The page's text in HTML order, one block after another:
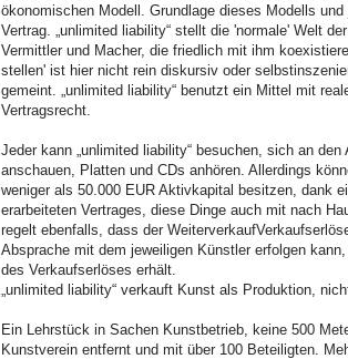
ökonomischen Modell. Grundlage dieses Modells
Vertrag. „unlimited liability“ stellt die 'normale' Welt
Vermittler und Macher, die friedlich mit ihm
stellen' ist hier nicht rein diskursiv oder
gemeint. „unlimited liability“ benutzt ein Mittel mit
Vertragsrecht.
Jeder kann „unlimited liability“ besuchen, sich an den
anschauen, Platten und CDs anhören. Allerdings
weniger als 50.000 EUR Aktivkapital besitzen, dank
erarbeiteten Vertrages, diese Dinge auch mit nach
regelt ebenfalls, dass der
Absprache mit dem jeweiligen Künstler erfolgen
des Verkaufserlöses erhält.
„unlimited liability“ verkauft Kunst als Produktion,
Ein Lehrstück in Sachen Kunstbetrieb, keine 500
Kunstverein entfernt und mit über 100 Beteiligten.